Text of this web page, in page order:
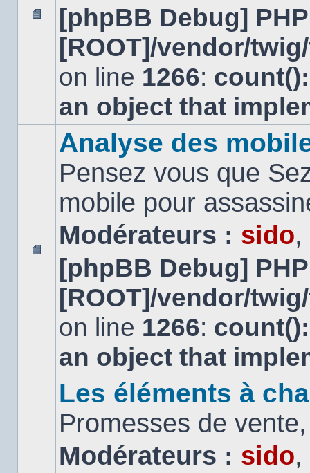
Aucun
message
non
[phpBB Debug]
[ROOT]/vendor/
on line 1266:
an object that
Aucun
message
non
Analyse des
Pensez vous que
mobile pour
Modérateurs : sido,
[phpBB Debug]
[ROOT]/vendor/
on line 1266:
an object that
Les éléments à
Promesses de
Modérateurs : sido,